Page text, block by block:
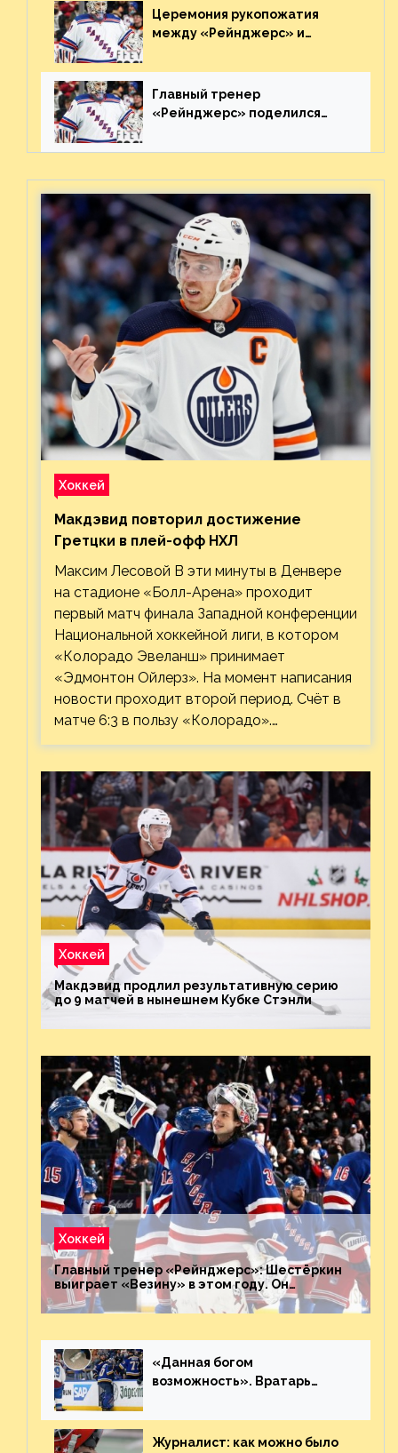
Церемония рукопожатия
между «Рейнджерс» и
матча плей-офф. Видео
Главный тренер
«Рейнджерс» поделился
предстоящего финала
Хоккей
Макдэвид повторил достижение
Гретцки в плей-офф НХЛ
Максим Лесовой В эти минуты в Денвере
на стадионе «Болл-Арена» проходит
первый матч финала Западной конференции
Национальной хоккейной лиги, в котором
«Колорадо Эвеланш» принимает
«Эдмонтон Ойлерз». На момент написания
новости проходит второй период. Счёт в
матче 6:3 в пользу «Колорадо».…
Хоккей
Макдэвид продлил результативную серию
до 9 матчей в нынешнем Кубке Стэнли
Хоккей
Главный тренер «Рейнджерс»: Шестёркин
выиграет «Везину» в этом году. Он
невероятен
«Данная богом
возможность». Вратарь
броске бутылкой в Кадри
Журналист: как можно было